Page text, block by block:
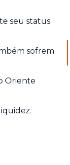
seu status
sofrem
Oriente